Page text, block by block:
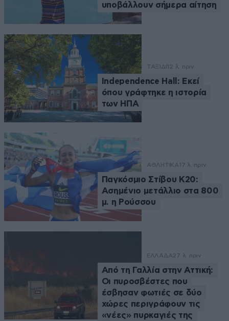
υποβάλλουν σήμερα αίτηση
ΤΑΞΙΔΙ 12 λ. πριν
Independence Hall: Εκεί
όπου γράφτηκε η ιστορία
των ΗΠΑ
ΑΘΛΗΤΙΚΑ 17 λ. πριν
Παγκόσμιο Στίβου Κ20:
Ασημένιο μετάλλιο στα 800
μ. η Ρούσσου
ΕΛΛΑΔΑ27 λ. πριν
Από τη Γαλλία στην Αττική:
Οι πυροσβέστες που
έσβησαν φωτιές σε δύο
χώρες περιγράφουν τις
«νέες» πυρκαγιές της